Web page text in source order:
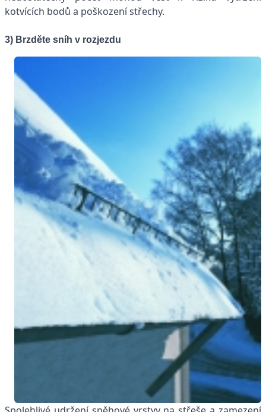
kotvících bodů a poškození střechy.
3) Brzděte sníh v rozjezdu